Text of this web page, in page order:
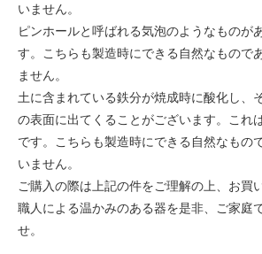
いません。
ピンホールと呼ばれる気泡のようなものが
す。こちらも製造時にできる自然なもので
ません。
土に含まれている鉄分が焼成時に酸化し、
の表面に出てくることがございます。これ
です。こちらも製造時にできる自然なもの
いません。
ご購入の際は上記の件をご理解の上、お買
職人による温かみのある器を是非、ご家庭
せ。